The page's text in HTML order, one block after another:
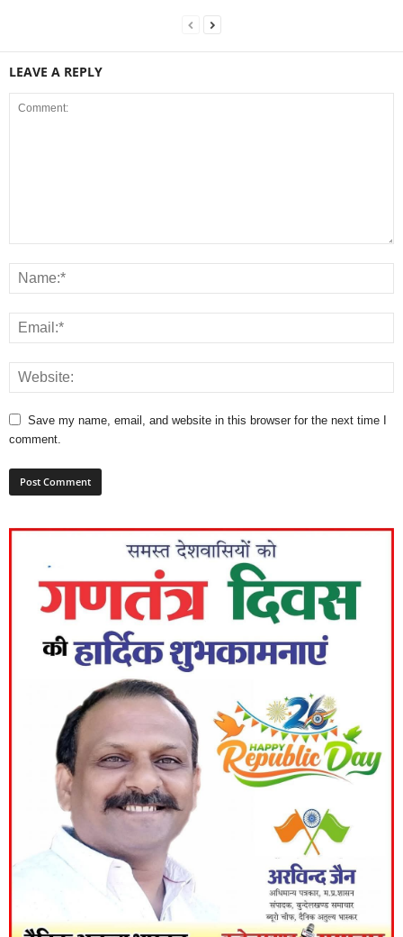
LEAVE A REPLY
Save my name, email, and website in this browser for the next time I
comment.